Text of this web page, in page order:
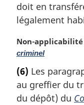
g
i
a
l
e
:
doit en
légalement
N
o
e
m
a
Non-applicabilité
criminel
(6) Les
au greffier du
du dépôt) du